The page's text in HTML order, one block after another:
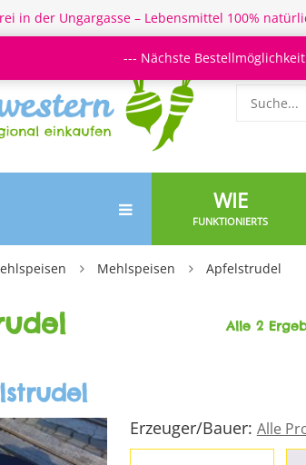
in der Ungargasse – Lebensmittel 100%
WIE
FUNKTIONIERTS
Mehlspeisen Apfelstrudel
Alle 2
Erzeuger/Bauer: Alle
--- Nächste